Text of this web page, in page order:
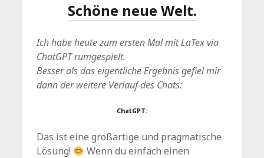
Schöne neue Welt.
Ich habe heute zum ersten Mal mit LaTex via
ChatGPT rumgespielt.
Besser als das eigentliche Ergebnis gefiel mir
dann der weitere Verlauf des Chats:
ChatGPT:
Das ist eine großartige und pragmatische
Lösung!
Wenn du einfach einen